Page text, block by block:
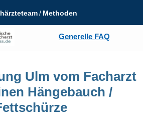
Generelle FAQ
Methoden
Ulm vom Facharzt
Hängebauch /